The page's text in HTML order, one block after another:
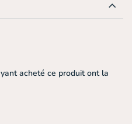
acheté ce produit ont la